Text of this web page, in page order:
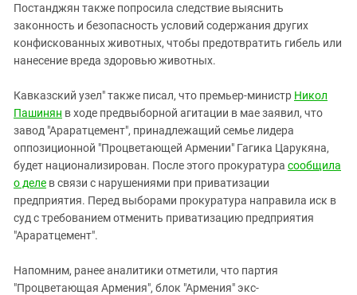
Постанджян также попросила следствие выяснить
законность и безопасность условий содержания других
конфискованных животных, чтобы предотвратить гибель или
нанесение вреда здоровью животных.
Кавказский узел" также писал, что премьер-министр Никол
Пашинян в ходе предвыборной агитации в мае заявил, что
завод "Араратцемент", принадлежащий семье лидера
оппозиционной "Процветающей Армении" Гагика Царукяна,
будет национализирован. После этого прокуратура сообщила
о деле в связи с нарушениями при приватизации
предприятия. Перед выборами прокуратура направила иск в
суд с требованием отменить приватизацию предприятия
"Араратцемент".
Напомним, ранее аналитики отметили, что партия
"Процветающая Армения", блок "Армения" экс-